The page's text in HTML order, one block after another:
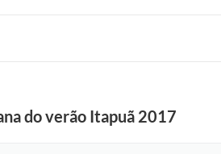
do verão Itapuã 2017